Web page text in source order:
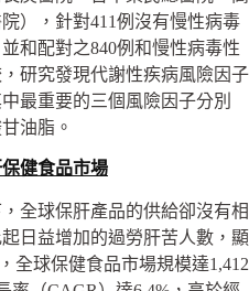
），針對411例沒有慢性病毒
和配對之840例和慢性病毒性
研究發現代謝性疾病風險因子
最重要的三個風險因子分別
油脂。
健食品市場
全球保肝產品的供給卻沒有相
日益增加的過勞肝苦人數，顯
全球保健食品市場規模達1,412